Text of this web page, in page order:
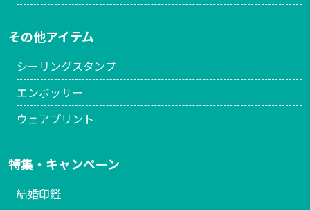
その他アイテム
シーリングスタンプ
エンボッサー
ウェアプリント
特集・キャンペーン
結婚印鑑